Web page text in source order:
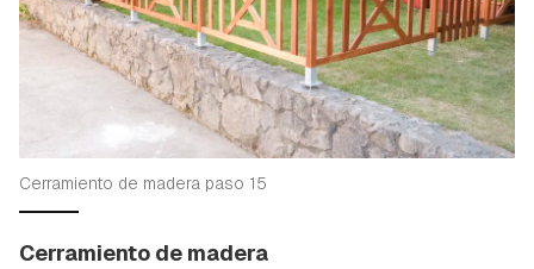
Guardar como favorito
iniciar sesión con tu cuenta de Hogarmanía.
Cerramiento de madera paso 15
Cerramiento de madera
Contenido enviado
Gracias por suscribirte a nuestro boletín.